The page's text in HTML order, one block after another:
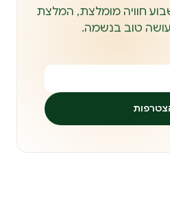
חוויה מומלצת, המלצת
טוב בנשמה.